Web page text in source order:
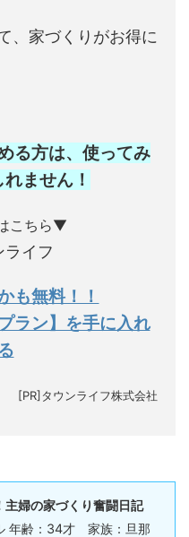
、家づくりがお得に
る方は、使ってみ
れません ！
こちら▼
ライフ
も無料！！
ラン】を手に入れ
[PR]タウンライフ株式会社
主婦の家づくり奮闘日記
年齢：34才 家族：旦那